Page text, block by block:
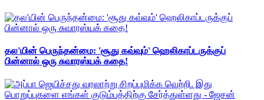
தல'யின் பெருந்தன்மை: 'சூது கவ்வும்' ஹெலிகாப்டருக்குப்
பின்னால் ஒரு சுவாரஸ்யக் கதை!